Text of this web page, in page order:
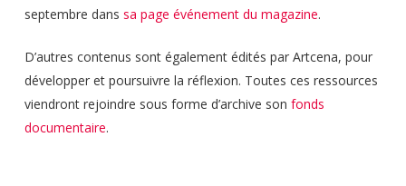
septembre dans sa page événement du magazine.
D’autres contenus sont également édités par Artcena, pour
développer et poursuivre la réflexion. Toutes ces ressources
viendront rejoindre sous forme d’archive son fonds
documentaire.